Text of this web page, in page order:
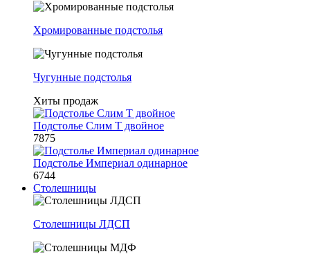
Хромированные подстолья
Чугунные подстолья
Хиты продаж
Подстолье Слим Т двойное
7875
Подстолье Империал одинарное
6744
Столешницы
Столешницы ЛДСП